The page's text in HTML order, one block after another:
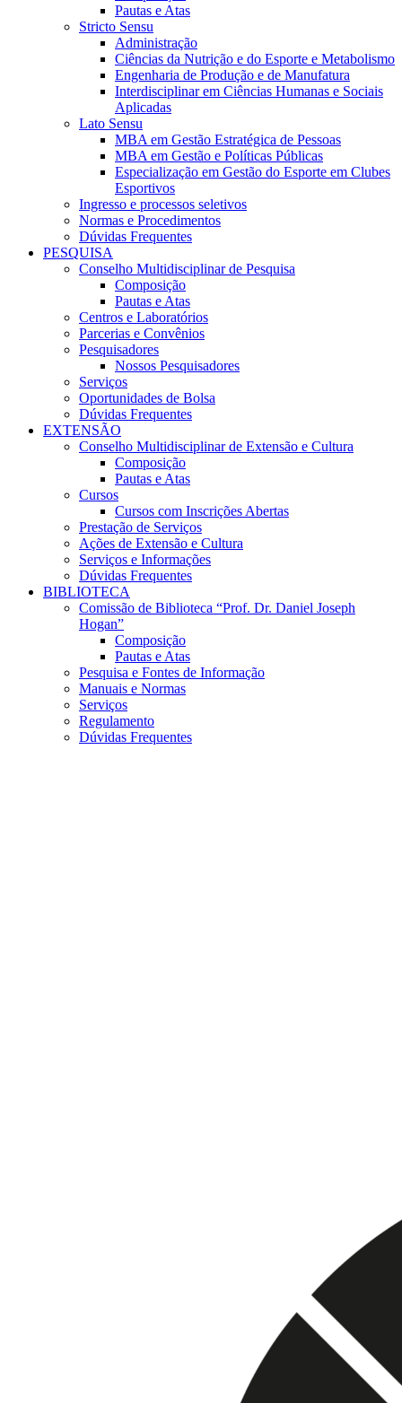
Pautas e Atas
Stricto Sensu
Administração
Ciências da Nutrição e do Esporte e Metabolismo
Engenharia de Produção e de Manufatura
Interdisciplinar em Ciências Humanas e Sociais
Aplicadas
Lato Sensu
MBA em Gestão Estratégica de Pessoas
MBA em Gestão e Políticas Públicas
Especialização em Gestão do Esporte em Clubes
Esportivos
Ingresso e processos seletivos
Normas e Procedimentos
Dúvidas Frequentes
PESQUISA
Conselho Multidisciplinar de Pesquisa
Composição
Pautas e Atas
Centros e Laboratórios
Parcerias e Convênios
Pesquisadores
Nossos Pesquisadores
Serviços
Oportunidades de Bolsa
Dúvidas Frequentes
EXTENSÃO
Conselho Multidisciplinar de Extensão e Cultura
Composição
Pautas e Atas
Cursos
Cursos com Inscrições Abertas
Prestação de Serviços
Ações de Extensão e Cultura
Serviços e Informações
Dúvidas Frequentes
BIBLIOTECA
Comissão de Biblioteca “Prof. Dr. Daniel Joseph
Hogan”
Composição
Pautas e Atas
Pesquisa e Fontes de Informação
Manuais e Normas
Serviços
Regulamento
Dúvidas Frequentes